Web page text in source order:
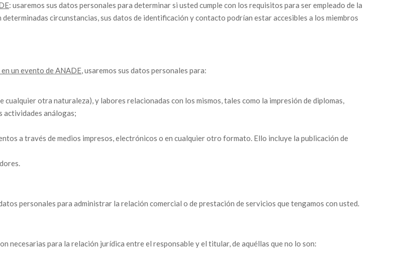
: usaremos sus datos personales para determinar si usted cumple con los requisitos para ser empleado de la
circunstancias, sus datos de identificación y contacto podrían estar accesibles a los miembros
un evento de ANADE, usaremos sus datos personales para:
otra naturaleza), y labores relacionadas con los mismos, tales como la impresión de diplomas,
análogas;
a través de medios impresos, electrónicos o en cualquier otro formato. Ello incluye la publicación de
personales para administrar la relación comercial o de prestación de servicios que tengamos con usted.
necesarias para la relación jurídica entre el responsable y el titular, de aquéllas que no lo son: